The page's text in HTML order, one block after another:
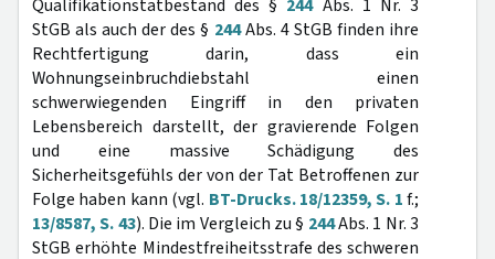
Qualifikationstatbestand des § 244Abs. 1 Nr. 3
StGB als auch der des § 244Abs. 4 StGB finden ihre
Rechtfertigung darin, dass ein
Wohnungseinbruchdiebstahl einen
schwerwiegenden Eingriff in den privaten
Lebensbereich darstellt, der gravierende Folgen
und eine massive Schädigung des
Sicherheitsgefühls der von der Tat Betroffenen zur
Folge haben kann (vgl. BT-Drucks. 18/12359, S. 1f.;
13/8587, S. 43). Die im Vergleich zu § 244Abs. 1 Nr. 3
StGB erhöhte Mindestfreiheitsstrafe des schweren